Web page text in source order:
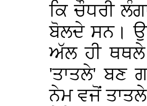
ਕਿ ਚੌਧਰੀ
ਬੋਲਦੇ ਸਨ।
ਅੱਲ ਹੀ
'ਤਾਤਲੇ' ਬਣ
ਨੇਮ ਵਜੋਂ